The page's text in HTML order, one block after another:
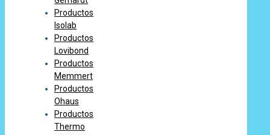
Productos
Isolab
Productos
Lovibond
Productos
Memmert
Productos
Ohaus
Productos
Thermo